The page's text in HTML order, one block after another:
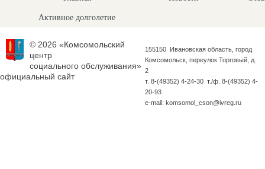
Активное долголетие
© 2026 «Комсомольский
центр
социального обслуживания»
официальный сайт
155150 Ивановская область, город
Комсомольск, переулок Торговый, д.
2
т. 8-(49352) 4-24-30 т./ф. 8-(49352) 4-
20-93
e-mail: komsomol_cson@ivreg.ru